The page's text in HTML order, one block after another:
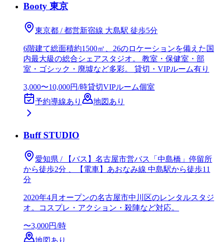
Booty 東京
東京都 / 都営新宿線 大島駅 徒歩5分
6階建て総面積約1500㎡、26のロケーションを備えた国
内最大級の総合シェアスタジオ。 教室・保健室・部
室・ゴシック・廃墟など多彩。 貸切・VIPルーム有り
3,000〜10,000円/時貸切VIPルーム個室
予約導線あり
地図あり
Buff STUDIO
愛知県 / 【バス】名古屋市営バス「中島橋」停留所
から徒歩2分 、【電車】あおなみ線 中島駅から徒歩11
分
2020年4月オープンの名古屋市中川区のレンタルスタジ
オ。コスプレ・アクション・殺陣など対応。
〜3,000円/時
地図あり